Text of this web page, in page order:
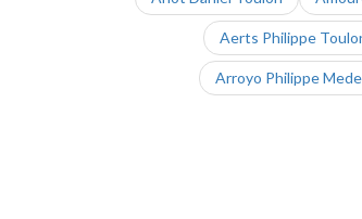
Aerts Philippe
Arroyo Philippe